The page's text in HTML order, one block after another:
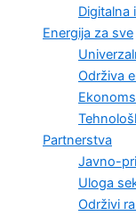
Digitalna
Energija za sve
Održiva
Partnerstva
Javno-
Uloga
Održivi